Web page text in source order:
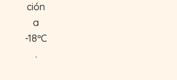
ción
a
-18ºC
.